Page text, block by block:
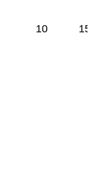
10 15